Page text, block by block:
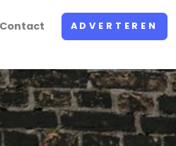
Contact ADVERTEREN